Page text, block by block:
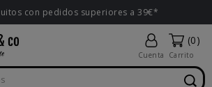
con pedidos superiores a 39€*
Cuenta
(0)
Carrito